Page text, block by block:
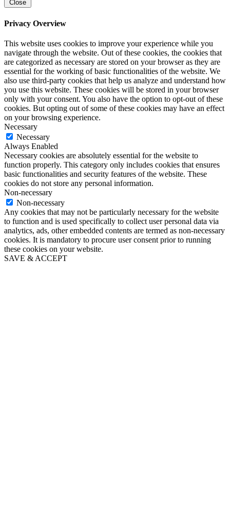
Close
Privacy Overview
This website uses cookies to improve your experience while you
navigate through the website. Out of these cookies, the cookies that
are categorized as necessary are stored on your browser as they are
essential for the working of basic functionalities of the website. We
also use third-party cookies that help us analyze and understand how
you use this website. These cookies will be stored in your browser
only with your consent. You also have the option to opt-out of these
cookies. But opting out of some of these cookies may have an effect
on your browsing experience.
Necessary
Necessary
Always Enabled
Necessary cookies are absolutely essential for the website to
function properly. This category only includes cookies that ensures
basic functionalities and security features of the website. These
cookies do not store any personal information.
Non-necessary
Non-necessary
Any cookies that may not be particularly necessary for the website
to function and is used specifically to collect user personal data via
analytics, ads, other embedded contents are termed as non-necessary
cookies. It is mandatory to procure user consent prior to running
these cookies on your website.
SAVE & ACCEPT